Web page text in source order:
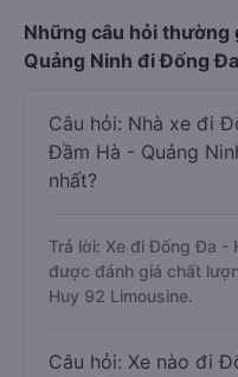
Những câu hỏi thường
Quảng Ninh đi Đống
Câu hỏi: Nhà xe đi
Đầm Hà - Quảng
nhất?
Trả lời: Xe đi Đống Đa -
được đánh giá chất
Huy 92 Limousine.
Câu hỏi: Xe nào đi